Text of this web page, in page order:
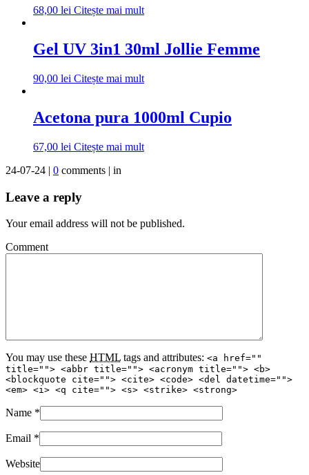
68,00 lei Citește mai mult
Gel UV 3in1 30ml Jollie Femme
90,00 lei Citește mai mult
Acetona pura 1000ml Cupio
67,00 lei Citește mai mult
24-07-24 | 0 comments | in
Leave a reply
Your email address will not be published.
Comment
You may use these HTML tags and attributes: <a href=""
title=""> <abbr title=""> <acronym title=""> <b>
<blockquote cite=""> <cite> <code> <del datetime="">
<em> <i> <q cite=""> <s> <strike> <strong>
Name *
Email *
Website